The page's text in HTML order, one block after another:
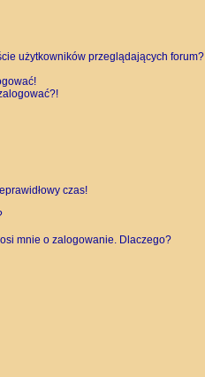
użytkowników przeglądających forum?
czas!
mnie o zalogowanie. Dlaczego?